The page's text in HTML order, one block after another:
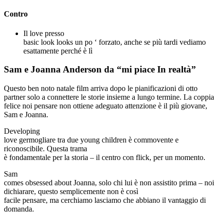
Contro
Il love presso
basic look looks un po ‘ forzato, anche se più tardi vediamo
esattamente perché è lì
Sam e Joanna Anderson da “mi piace In realtà”
Questo ben noto natale film arriva dopo le pianificazioni di otto
partner solo a connettere le storie insieme a lungo termine. La coppia
felice noi pensare non ottiene adeguato attenzione è il più giovane,
Sam e Joanna.
Developing
love germogliare tra due young children è commovente e
riconoscibile. Questa trama
è fondamentale per la storia – il centro con flick, per un momento.
Sam
comes obsessed about Joanna, solo chi lui è non assistito prima – noi
dichiarare, questo semplicemente non è così
facile pensare, ma cerchiamo lasciamo che abbiano il vantaggio di
domanda.